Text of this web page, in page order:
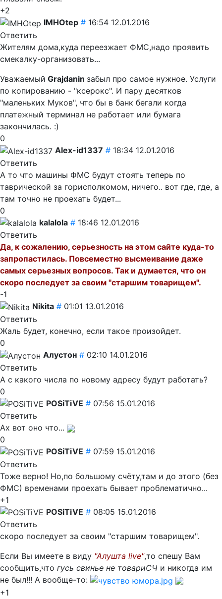
+2
IMHOtep # 16:54 12.01.2016
Ответить
Жителям дома,куда переезжает ФМС,надо проявить
смекалку-организовать...
Уважаемый Grajdanin забыл про самое нужное. Услуги
по копированию - "ксерокс". И пару десятков
"маленьких Муков", что бы в банк бегали когда
платежный терминал не работает или бумага
закончилась. :)
0
Alex-id1337 # 18:34 12.01.2016
Ответить
А то что машины ФМС будут стоять теперь по
таврической за горисполкомом, ничего.. вот где, где, а
там точно не проехать будет...
0
kalalola # 18:46 12.01.2016
Ответить
Да, к сожалению, серьезность на этом сайте куда-то
запропастилась. Повсеместно высмеивание даже
самых серьезных вопросов. Так и думается, что он
скоро последует за своим "старшим товарищем".
-1
Nikita # 01:01 13.01.2016
Ответить
Жаль будет, конечно, если такое произойдет.
0
Алустон # 02:10 14.01.2016
Ответить
А с какого числа по новому адресу будут работать?
0
POSiTiVE # 07:56 15.01.2016
Ответить
Ах вот оно что...
0
POSiTiVE # 07:59 15.01.2016
Ответить
Тоже верно! Но,по большому счёту,там и до этого (без
ФМС) временами проехать бывает проблематично...
+1
POSiTiVE # 08:05 15.01.2016
Ответить
скоро последует за своим "старшим товарищем".
Если Вы имеете в виду "Алушта live",то спешу Вам
сообщить,что гусь свинье не товариСЧ и никогда им
не был!!! А вообще-то:
+1